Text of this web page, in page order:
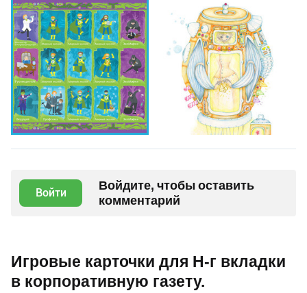
Войти
Войдите, чтобы оставить
комментарий
Игровые карточки для Н-г вкладки
в корпоративную газету.